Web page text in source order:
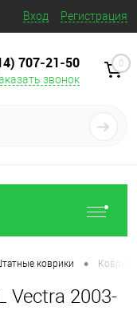
Вход Регистрация
707‒21‒50
звонок
0
коврики • Коврик
Vectra 2003-